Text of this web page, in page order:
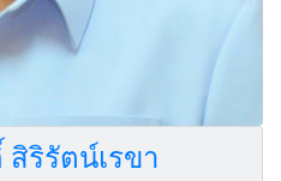
ริรัตน์เรขา